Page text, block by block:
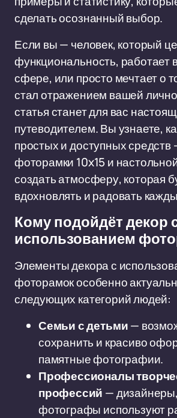
сделать осознанный выбор.
Если вы — человек, который
функциональность, работает
сфере, или просто мечтает о
стал отражением вашей
статья станет для вас
путеводителем. Вы узнаете,
простых и доступных
фоторамки 10x15 и
создать атмосферу, которая
вдохновлять и радовать
Кому подойдёт декор
использованием
Элементы декора с
фоторамок особенно
следующих категорий людей:
Семьи с детьми—
сохранить и красиво
памятные фотографии.
Профессионалы
профессий —
фотографы используют